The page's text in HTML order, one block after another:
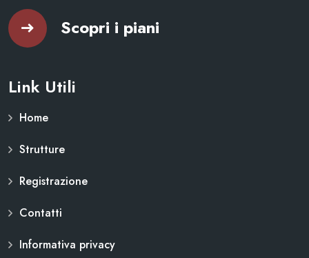
Scopri i piani
Link Utili
Home
Strutture
Registrazione
Contatti
Informativa privacy